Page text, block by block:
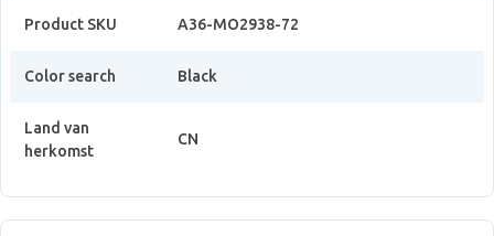
Product SKU A36-MO2938-72
Color search Black
Land van
herkomst
CN